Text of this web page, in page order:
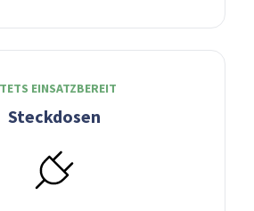
EINSATZBEREIT
Steckdosen